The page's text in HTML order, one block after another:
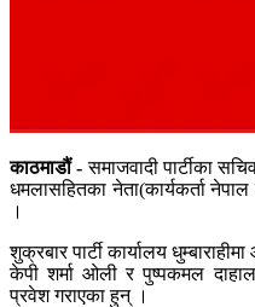
काठमाडौं -समाजवादी पार्टीका
धमलासहितका नेता(कार्यकर्ता
।
शुक्रबार पार्टी कार्यालय
केपी शर्मा ओली र पुष्पकमल
प्रवेश गराएका हुन् ।